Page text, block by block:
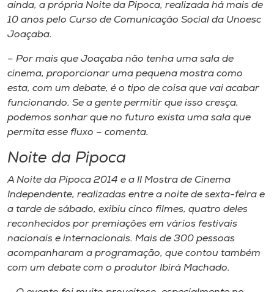
ainda, a própria Noite da Pipoca, realizada há mais de
10 anos pelo Curso de Comunicação Social da Unoesc
Joaçaba.
– Por mais que Joaçaba não tenha uma sala de
cinema, proporcionar uma pequena mostra como
esta, com um debate, é o tipo de coisa que vai acabar
funcionando. Se a gente permitir que isso cresça,
podemos sonhar que no futuro exista uma sala que
permita esse fluxo – comenta.
Noite da Pipoca
A Noite da Pipoca 2014 e a II Mostra de Cinema
Independente, realizadas entre a noite de sexta-feira e
a tarde de sábado, exibiu cinco filmes, quatro deles
reconhecidos por premiações em vários festivais
nacionais e internacionais. Mais de 300 pessoas
acompanharam a programação, que contou também
com um debate com o produtor Ibirá Machado.